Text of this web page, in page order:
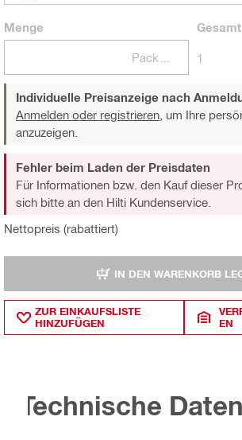
Menge Gesamt
1
Individuelle Preisanzeige nach
Anmelden oder registrieren, um Ihre
anzuzeigen.
Nettopreis (rabattiert)
Fehler beim Laden der Preisdaten
Für Informationen bzw. den Kauf dieser
sich bitte an den Hilti Kundenservice.
IN DEN WARENKORB
ZUR EINKAUFSLISTE
HINZUFÜGEN
EN
Technische Daten